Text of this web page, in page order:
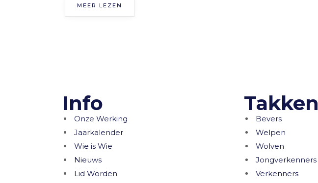
MEER LEZEN
Info
Onze Werking
Jaarkalender
Wie is Wie
Nieuws
Lid Worden
Takken
Bevers
Welpen
Wolven
Jongverkenners
Verkenners